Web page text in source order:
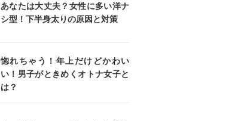
あなたは大丈夫？女性に多い洋ナ
シ型！下半身太りの原因と対策
惚れちゃう！年上だけどかわい
い！男子がときめくオトナ女子と
は？